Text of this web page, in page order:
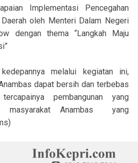
Implementasi Pencegahan
oleh Menteri Dalam Negeri
dengan thema “Langkah Maju
melalui kegiatan ini,
dapat bersih dan terbebas
pembangunan yang
masyarakat Anambas yang